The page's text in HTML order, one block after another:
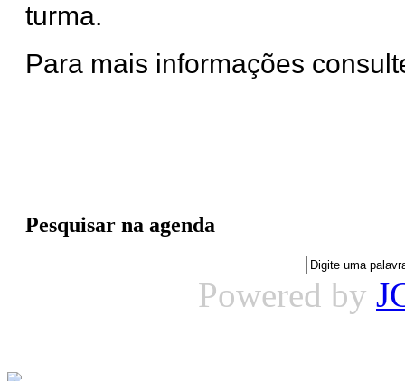
turma.
Para mais informações
Pesquisar na agenda
Powered by